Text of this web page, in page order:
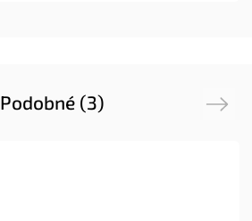
Podobné (3) Next